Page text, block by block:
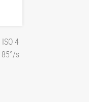
4
s